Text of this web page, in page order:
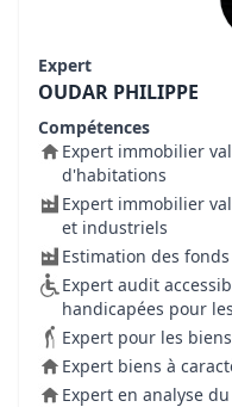
Expert
OUDAR PHILIPPE
Compétences
Expert immobilier
d'habitations
Expert immobilier
et industriels
Estimation des
Expert audit
handicapées pour
Expert pour les
Expert biens à
Expert en analyse